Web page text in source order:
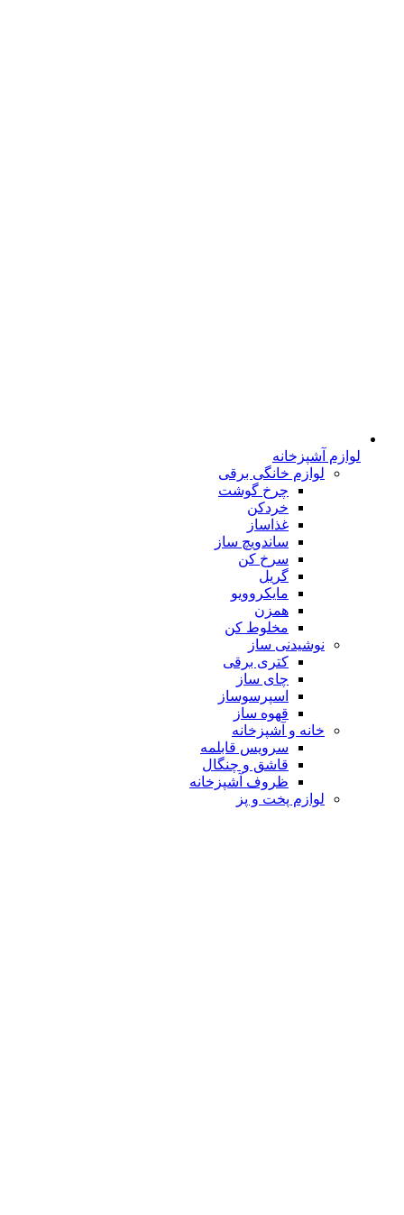
لوازم آشپزخانه
لوازم خانگی برقی
چرخ گوشت
خردکن
غذاساز
ساندویچ ساز
سرخ کن
گریل
مایکروویو
همزن
مخلوط کن
نوشیدنی ساز
کتری برقی
چای ساز
اسپرسوساز
قهوه ساز
خانه و آشپزخانه
سرویس قابلمه
قاشق و چنگال
ظروف آشپزخانه
لوازم پخت و پز